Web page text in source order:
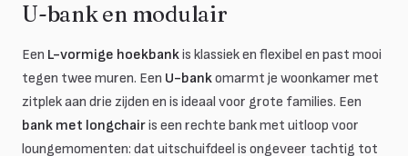
U-bank en modulair
Een L-vormige hoekbankis klassiek en flexibel en past mooi
tegen twee muren. Een U-bankomarmt je woonkamer met
zitplek aan drie zijden en is ideaal voor grote families. Een
bank met longchairis een rechte bank met uitloop voor
loungemomenten: dat uitschuifdeel is ongeveer tachtig tot